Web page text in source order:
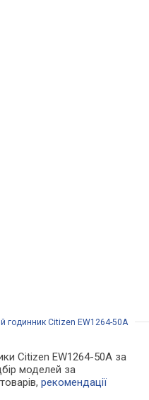
годинник Citizen EW1264-50A
Citizen EW1264-50A за
моделей за
товарів,рекомендації